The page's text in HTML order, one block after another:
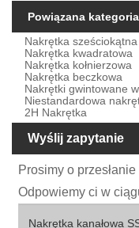
Powiązana kategoria
Nakrętka sześciokątna
Nakrętka kwadratowa
Nakrętka kołnierzowa
Nakrętka beczkowa
Nakrętki gwintowane
Niestandardowa
2H Nakrętka
Wyślij zapytanie
Prosimy o
Odpowiemy ci w